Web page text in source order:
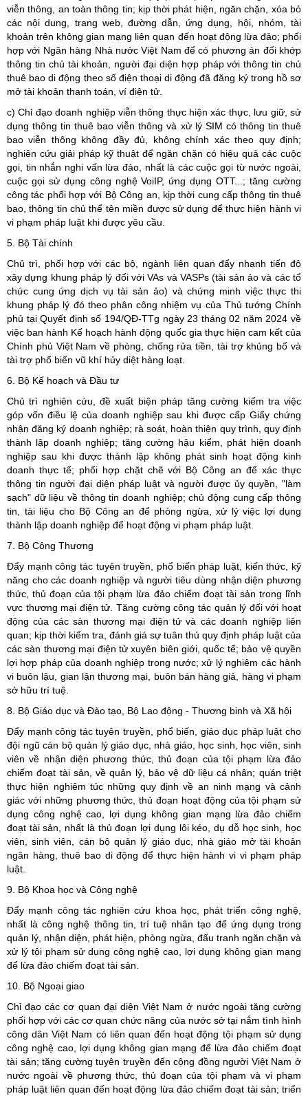
viễn thông, an toàn thông tin; kịp thời phát hiện, ngăn chặn, xóa bỏ
các nội dung, trang web, đường dẫn, ứng dụng, hội, nhóm, tài
khoản trên không gian mạng liên quan đến hoạt động lừa đảo; phối
hợp với Ngân hàng Nhà nước Việt Nam để có phương án đối khớp
thông tin chủ tài khoản, người đại diện hợp pháp với thông tin chủ
thuê bao di động theo số điện thoại di động đã đăng ký trong hồ sơ
mở tài khoản thanh toán, ví điện tử.
c) Chỉ đạo doanh nghiệp viễn thông thực hiện xác thực, lưu giữ, sử
dụng thông tin thuê bao viễn thông và xử lý SIM có thông tin thuê
bao viễn thông không đầy đủ, không chính xác theo quy định;
nghiên cứu giải pháp kỹ thuật để ngăn chặn có hiệu quả các cuộc
gọi, tin nhắn nghi vấn lừa đảo, nhất là các cuộc gọi từ nước ngoài,
cuộc gọi sử dụng công nghệ VoiIP, ứng dụng OTT...; tăng cường
công tác phối hợp với Bộ Công an, kịp thời cung cấp thông tin thuê
bao, thông tin chủ thể tên miền được sử dụng để thực hiện hành vi
vi phạm pháp luật khi được yêu cầu.
5. Bộ Tài chính
Chủ trì, phối hợp với các bộ, ngành liên quan đẩy nhanh tiến độ
xây dựng khung pháp lý đối với VAs và VASPs (tài sản ảo và các tổ
chức cung ứng dịch vụ tài sản ảo) và chứng minh việc thực thi
khung pháp lý đó theo phân công nhiệm vụ của Thủ tướng Chính
phủ tại Quyết định số 194/QĐ-TTg ngày 23 tháng 02 năm 2024 về
việc ban hành Kế hoạch hành động quốc gia thực hiện cam kết của
Chính phủ Việt Nam về phòng, chống rửa tiền, tài trợ khủng bố và
tài trợ phổ biến vũ khí hủy diệt hàng loạt.
6. Bộ Kế hoạch và Đầu tư
Chủ trì nghiên cứu, đề xuất biện pháp tăng cường kiểm tra việc
góp vốn điều lệ của doanh nghiệp sau khi được cấp Giấy chứng
nhận đăng ký doanh nghiệp; rà soát, hoàn thiện quy trình, quy định
thành lập doanh nghiệp; tăng cường hậu kiểm, phát hiện doanh
nghiệp sau khi được thành lập không phát sinh hoạt động kinh
doanh thực tế; phối hợp chặt chẽ với Bộ Công an để xác thực
thông tin người đại diện pháp luật và người được ủy quyền, "làm
sạch" dữ liệu về thông tin doanh nghiệp; chủ động cung cấp thông
tin, tài liệu cho Bộ Công an để phòng ngừa, xử lý việc lợi dụng
thành lập doanh nghiệp để hoạt động vi phạm pháp luật.
7. Bộ Công Thương
Đẩy mạnh công tác tuyên truyền, phổ biến pháp luật, kiến thức, kỹ
năng cho các doanh nghiệp và người tiêu dùng nhận diện phương
thức, thủ đoạn của tội phạm lừa đảo chiếm đoạt tài sản trong lĩnh
vực thương mại điện tử. Tăng cường công tác quản lý đối với hoạt
động của các sàn thương mại điện tử và các doanh nghiệp liên
quan; kịp thời kiểm tra, đánh giá sự tuân thủ quy định pháp luật của
các sàn thương mại điện tử xuyên biên giới, quốc tế; bảo vệ quyền
lợi hợp pháp của doanh nghiệp trong nước; xử lý nghiêm các hành
vi buôn lậu, gian lận thương mại, buôn bán hàng giả, hàng vi phạm
sở hữu trí tuệ.
8. Bộ Giáo dục và Đào tạo, Bộ Lao động - Thương binh và Xã hội
Đẩy mạnh công tác tuyên truyền, phổ biến, giáo dục pháp luật cho
đội ngũ cán bộ quản lý giáo dục, nhà giáo, học sinh, học viên, sinh
viên về nhận diện phương thức, thủ đoạn của tội phạm lừa đảo
chiếm đoạt tài sản, về quản lý, bảo vệ dữ liệu cá nhân; quán triệt
thực hiện nghiêm túc những quy định về an ninh mạng và cảnh
giác với những phương thức, thủ đoạn hoạt động của tội phạm sử
dụng công nghệ cao, lợi dụng không gian mạng lừa đảo chiếm
đoạt tài sản, nhất là thủ đoạn lợi dụng lôi kéo, dụ dỗ học sinh, học
viên, sinh viên, cán bộ quản lý giáo dục, nhà giáo mở tài khoản
ngân hàng, thuê bao di động để thực hiện hành vi vi phạm pháp
luật.
9. Bộ Khoa học và Công nghệ
Đẩy mạnh công tác nghiên cứu khoa học, phát triển công nghệ,
nhất là công nghệ thông tin, trí tuệ nhân tạo để ứng dụng trong
quản lý, nhận diện, phát hiện, phòng ngừa, đấu tranh ngăn chặn và
xử lý tội phạm sử dụng công nghệ cao, lợi dụng không gian mạng
để lừa đảo chiếm đoạt tài sản.
10. Bộ Ngoại giao
Chỉ đạo các cơ quan đại diện Việt Nam ở nước ngoài tăng cường
phối hợp với các cơ quan chức năng của nước sở tại nắm tình hình
công dân Việt Nam có liên quan đến hoạt động tội phạm sử dụng
công nghệ cao, lợi dụng không gian mạng để lừa đảo chiếm đoạt
tài sản; tăng cường tuyên truyền đến cộng đồng người Việt Nam ở
nước ngoài về phương thức, thủ đoạn của tội phạm và vi phạm
pháp luật liên quan đến hoạt động lừa đảo chiếm đoạt tài sản; triển